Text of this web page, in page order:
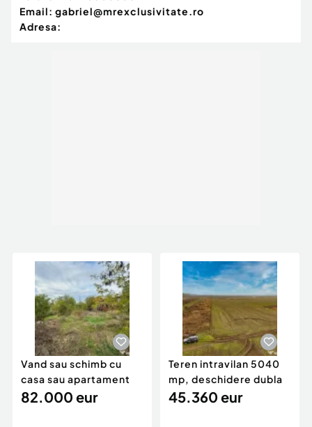
Email: gabriel@mrexclusivitate.ro
Adresa:
Vand sau schimb cu
casa sau apartament
82.000 eur
Teren intravilan 5040
mp, deschidere dubla
45.360 eur